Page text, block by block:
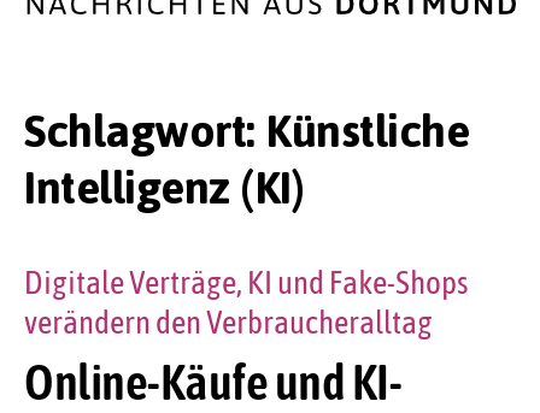
Schlagwort: Künstliche
Intelligenz (KI)
Online-Käufe und KI-
Digitale Verträge, KI und Fake-Shops
verändern den Verbraucheralltag